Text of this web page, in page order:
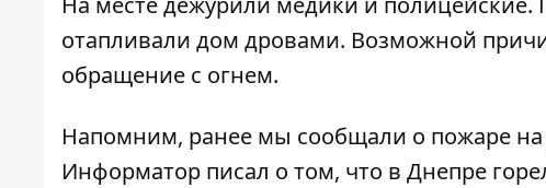
отапливали дом дровами. Возможной
обращение с огнем.
Напомним, ранее мы сообщали о пожаре
Информатор писал о том, что в Днепре